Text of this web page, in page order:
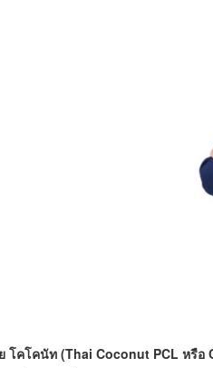
โคโคนัท (Thai Coconut PCL หรือ